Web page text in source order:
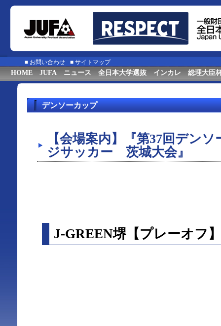
■ お問い合わせ ■ サイトマップ
HOME JUFA ニュース 全日本大学選抜 インカレ 総理大臣
デンソーカップ
【会場案内】『第37回デン
ジサッカー 茨城大会』
J-GREEN堺【プレーオフ】